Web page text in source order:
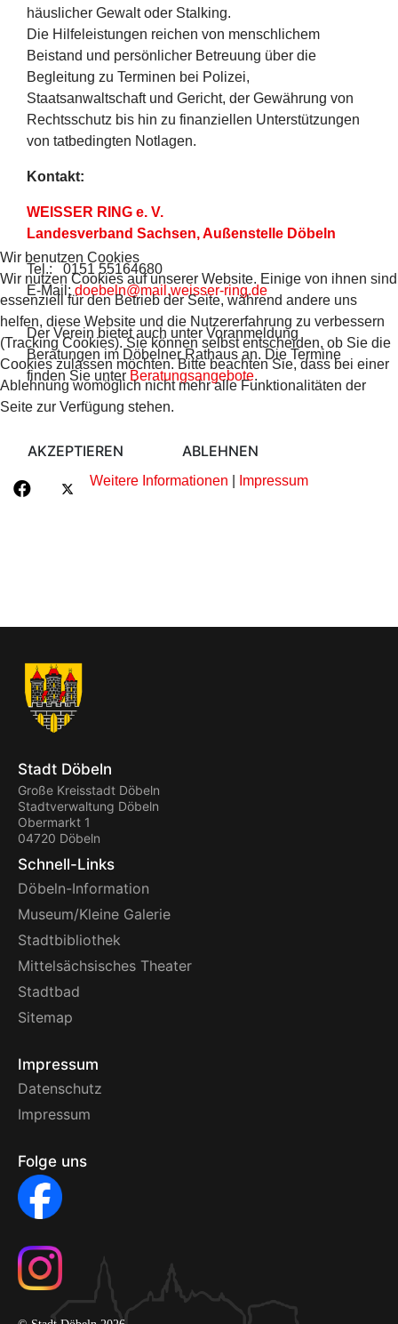
häuslicher Gewalt oder Stalking.
Die Hilfeleistungen reichen von menschlichem
Beistand und persönlicher Betreuung über die
Begleitung zu Terminen bei Polizei,
Staatsanwaltschaft und Gericht, der Gewährung von
Rechtsschutz bis hin zu finanziellen Unterstützungen
von tatbedingten Notlagen.
Kontakt:
WEISSER RING e. V.
Landesverband Sachsen,Außenstelle Döbeln
Tel.: 0151 55164680
E-Mail: doebeln@mail.weisser-ring.de
Der Verein bietet auch unter Voranmeldung
Beratungen im Döbelner Rathaus an. Die Termine
finden Sie unter Beratungsangebote.
Stadt Döbeln
Große Kreisstadt Döbeln
Stadtverwaltung Döbeln
Obermarkt 1
04720 Döbeln
Schnell-Links
Döbeln-Information
Museum/Kleine Galerie
Stadtbibliothek
Mittelsächsisches Theater
Stadtbad
Sitemap
Impressum
Datenschutz
Impressum
Folge uns
Wir benutzen Cookies
Wir nutzen Cookies auf unserer Website. Einige von ihnen sind
essenziell für den Betrieb der Seite, während andere uns
helfen, diese Website und die Nutzererfahrung zu verbessern
(Tracking Cookies). Sie können selbst entscheiden, ob Sie die
Cookies zulassen möchten. Bitte beachten Sie, dass bei einer
Ablehnung womöglich nicht mehr alle Funktionalitäten der
Seite zur Verfügung stehen.
AKZEPTIEREN ABLEHNEN
Weitere Informationen Impressum